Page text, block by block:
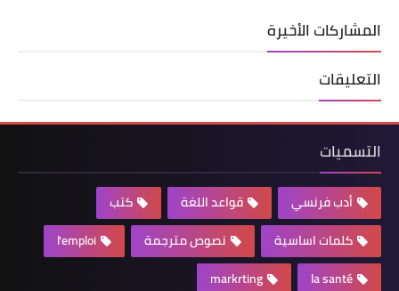
المشاركات الأخيرة
التعليقات
التسميات
أدب فرنسي قواعد اللغة
كتب
كلمات اساسية
نصوص مترجمة
l'emploi
la santé
markrting